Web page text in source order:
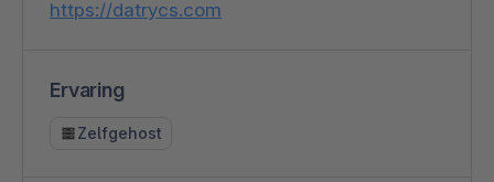
https://datrycs.com
Ervaring
Zelfgehost